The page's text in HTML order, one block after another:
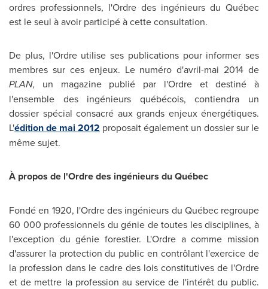
ordres professionnels, l'Ordre des ingénieurs du Québec
est le seul à avoir participé à cette consultation.
De plus, l'Ordre utilise ses publications pour informer ses
membres sur ces enjeux. Le numéro d'avril-mai 2014 de
PLAN, un magazine publié par l'Ordre et destiné à
l'ensemble des ingénieurs québécois, contiendra un
dossier spécial consacré aux grands enjeux énergétiques.
L'édition de mai 2012 proposait également un dossier sur le
même sujet.
À propos de l'Ordre des ingénieurs du Québec
Fondé en 1920, l'Ordre des ingénieurs du Québec regroupe
60 000 professionnels du génie de toutes les disciplines, à
l'exception du génie forestier. L'Ordre a comme mission
d'assurer la protection du public en contrôlant l'exercice de
la profession dans le cadre des lois constitutives de l'Ordre
et de mettre la profession au service de l'intérêt du public.